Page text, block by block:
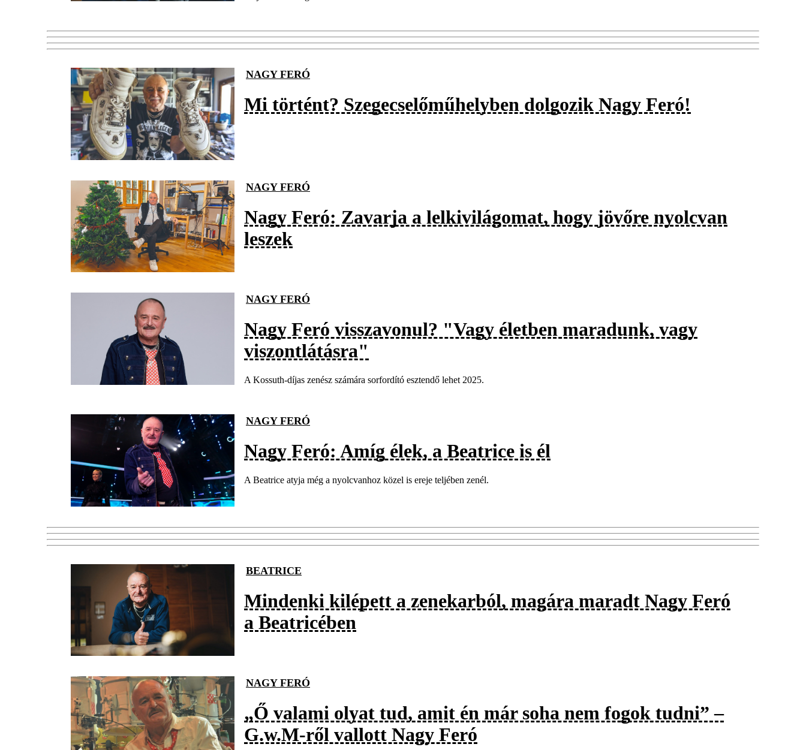
NAGY FERÓ
Mi történt? Szegecselőműhelyben dolgozik Nagy Feró!
NAGY FERÓ
Nagy Feró: Zavarja a lelkivilágomat, hogy jövőre nyolcvan
leszek
NAGY FERÓ
Nagy Feró visszavonul? "Vagy életben maradunk, vagy
viszontlátásra"
A Kossuth-díjas zenész számára sorfordító esztendő lehet 2025.
NAGY FERÓ
Nagy Feró: Amíg élek, a Beatrice is él
A Beatrice atyja még a nyolcvanhoz közel is ereje teljében zenél.
BEATRICE
Mindenki kilépett a zenekarból, magára maradt Nagy Feró
a Beatricében
NAGY FERÓ
„Ő valami olyat tud, amit én már soha nem fogok tudni” –
G.w.M-ről vallott Nagy Feró